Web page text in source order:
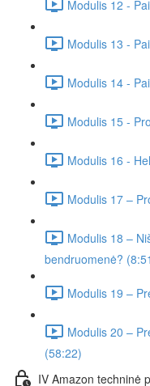
Modulis 12 -
Modulis 13 -
Modulis 14 -
Modulis 15 -
Modulis 16 -
Modulis 17 –
Modulis 18 –
bendruomenė?
Modulis 19 –
Modulis 20 –
(58:22)
IV Amazon techninė